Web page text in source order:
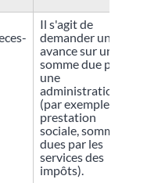
Il s'agit de
demander une
avance sur une
somme due par
une
administration
(par exemple,
prestation
sociale, sommes
dues par les
services des
impôts).